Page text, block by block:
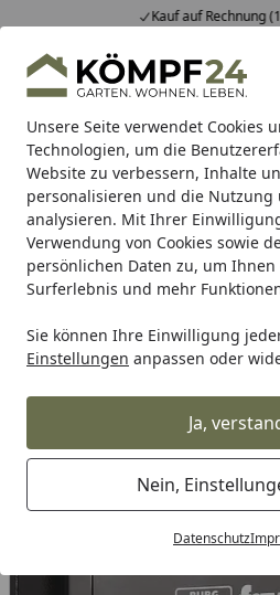
Unsere Seite verwendet Cookies
Technologien, um die
Website zu verbessern, Inhalte
personalisieren und die Nutzung
analysieren. Mit Ihrer
Verwendung von Cookies sowie
persönlichen Daten zu, um
Surferlebnis und mehr
Sie können Ihre Einwilligung
Einstellungen anpassen oder
Ja,
Nein,
Datenschutz
Kauf auf Rechnung
Alle Produkte
Mein Konto
Suchen
Startseite
Burg-Wächter Burg-Wächter
Burg Wächter